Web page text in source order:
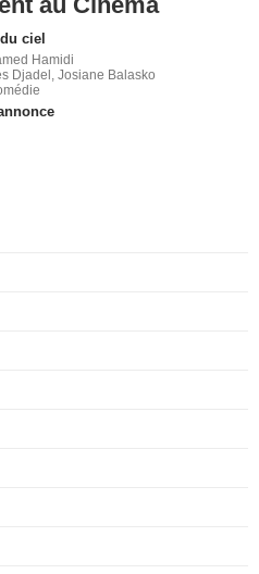
ciel
Hamidi
Djadel, Josiane Balasko